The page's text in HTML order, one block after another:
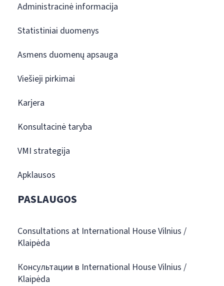
Administracinė informacija
Statistiniai duomenys
Asmens duomenų apsauga
Viešieji pirkimai
Karjera
Konsultacinė taryba
VMI strategija
Apklausos
PASLAUGOS
Consultations at International House Vilnius /
Klaipėda
Консультации в International House Vilnius /
Klaipėda